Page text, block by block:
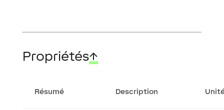
Propriétés↑
Résumé Description